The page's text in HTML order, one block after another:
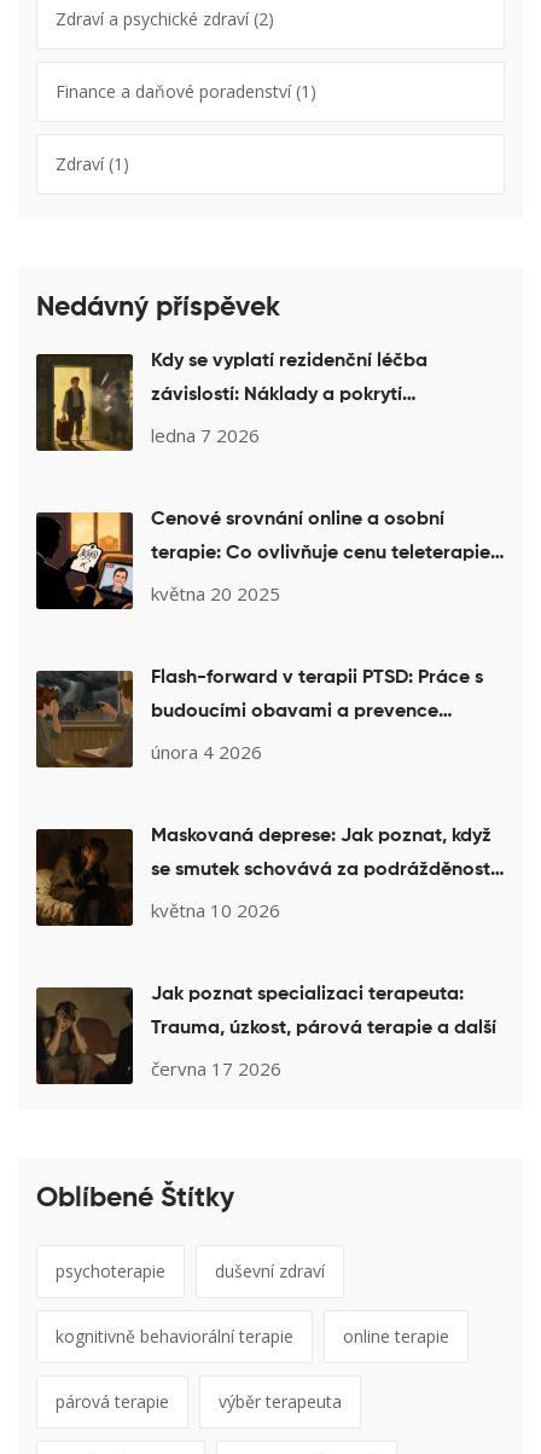
Zdraví a psychické zdraví(2)
Finance a daňové poradenství(1)
Zdraví(1)
Nedávný příspěvek
Kdy se vyplatí rezidenční léčba
závislostí: Náklady a pokrytí
pojišťovnou
ledna 7 2026
Cenové srovnání online a osobní
terapie: Co ovlivňuje cenu teleterapie
v roce 2025
května 20 2025
Flash-forward v terapii PTSD: Práce s
budoucími obavami a prevence
retraumatizace
února 4 2026
Maskovaná deprese: Jak poznat, když
se smutek schovává za podrážděnost
a únavu
května 10 2026
Jak poznat specializaci terapeuta:
Trauma, úzkost, párová terapie a další
června 17 2026
Oblíbené Štítky
psychoterapie duševní zdraví
kognitivně behaviorální terapie online terapie
párová terapie výběr terapeuta